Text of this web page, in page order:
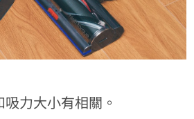
力大小有相關。